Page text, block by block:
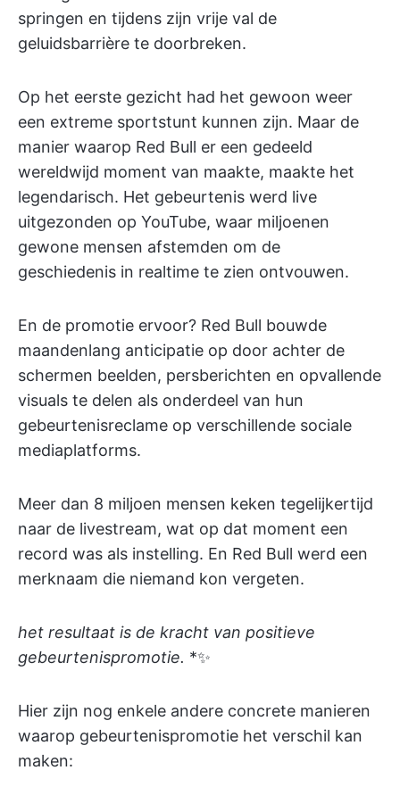
springen en tijdens zijn vrije val de
geluidsbarrière te doorbreken.
Op het eerste gezicht had het gewoon weer
een extreme sportstunt kunnen zijn. Maar de
manier waarop Red Bull er een gedeeld
wereldwijd moment van maakte, maakte het
legendarisch. Het gebeurtenis werd live
uitgezonden op YouTube, waar miljoenen
gewone mensen afstemden om de
geschiedenis in realtime te zien ontvouwen.
En de promotie ervoor? Red Bull bouwde
maandenlang anticipatie op door achter de
schermen beelden, persberichten en opvallende
visuals te delen als onderdeel van hun
gebeurtenisreclame op verschillende sociale
mediaplatforms.
Meer dan 8 miljoen mensen keken tegelijkertijd
naar de livestream, wat op dat moment een
record was als instelling. En Red Bull werd een
merknaam die niemand kon vergeten.
het resultaat is de kracht van positieve
gebeurtenispromotie. *✨
Hier zijn nog enkele andere concrete manieren
waarop gebeurtenispromotie het verschil kan
maken: